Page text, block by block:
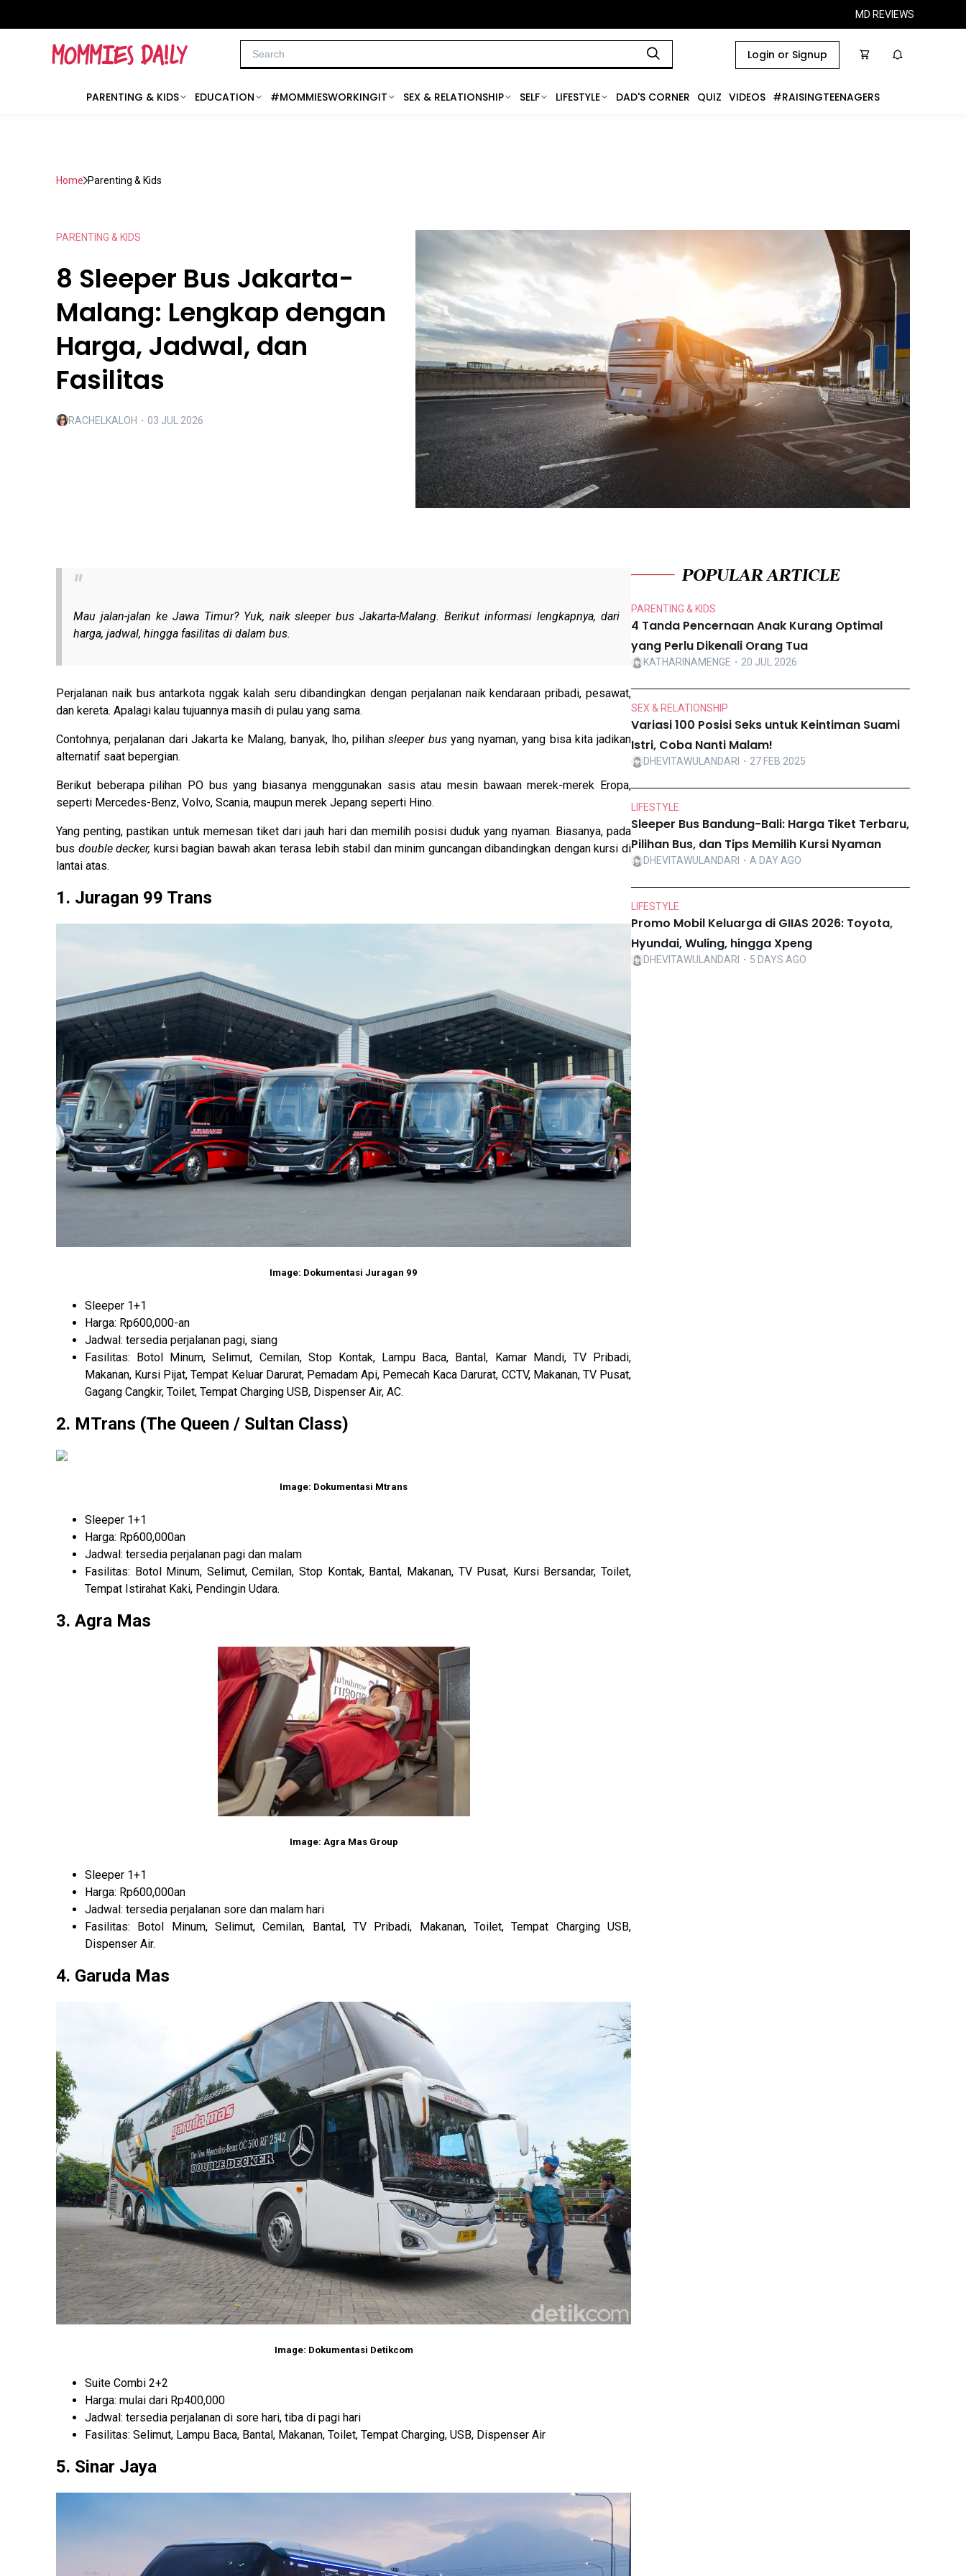
MD REVIEWS
Login or Signup
PARENTING & KIDS EDUCATION #MOMMIESWORKINGIT SEX & RELATIONSHIP SELF LIFESTYLE DAD'S CORNER QUIZ VIDEOS #RAISINGTEENAGERS
Home Parenting & Kids
PARENTING & KIDS
8 Sleeper Bus Jakarta-
Malang: Lengkap dengan
Harga, Jadwal, dan
Fasilitas
RACHELKALOH ・ 03 JUL 2026
Mau jalan-jalan ke Jawa Timur? Yuk, naik sleeper bus Jakarta-Malang. Berikut informasi lengkapnya, dari
harga, jadwal, hingga fasilitas di dalam bus.
Perjalanan naik bus antarkota nggak kalah seru dibandingkan dengan perjalanan naik kendaraan pribadi, pesawat,
dan kereta. Apalagi kalau tujuannya masih di pulau yang sama.
Contohnya, perjalanan dari Jakarta ke Malang, banyak, lho, pilihan sleeper bus yang nyaman, yang bisa kita jadikan
alternatif saat bepergian.
Berikut beberapa pilihan PO bus yang biasanya menggunakan sasis atau mesin bawaan merek-merek Eropa,
seperti Mercedes-Benz, Volvo, Scania, maupun merek Jepang seperti Hino.
Yang penting, pastikan untuk memesan tiket dari jauh hari dan memilih posisi duduk yang nyaman. Biasanya, pada
bus double decker, kursi bagian bawah akan terasa lebih stabil dan minim guncangan dibandingkan dengan kursi di
lantai atas.
1. Juragan 99 Trans
Image: Dokumentasi Juragan 99
Sleeper 1+1
Harga: Rp600,000-an
Jadwal: tersedia perjalanan pagi, siang
Fasilitas: Botol Minum, Selimut, Cemilan, Stop Kontak, Lampu Baca, Bantal, Kamar Mandi, TV Pribadi,
Makanan, Kursi Pijat, Tempat Keluar Darurat, Pemadam Api, Pemecah Kaca Darurat, CCTV, Makanan, TV Pusat,
Gagang Cangkir, Toilet, Tempat Charging USB, Dispenser Air, AC.
2. MTrans (The Queen / Sultan Class)
Image: Dokumentasi Mtrans
Sleeper 1+1
Harga: Rp600,000an
Jadwal: tersedia perjalanan pagi dan malam
Fasilitas: Botol Minum, Selimut, Cemilan, Stop Kontak, Bantal, Makanan, TV Pusat, Kursi Bersandar, Toilet,
Tempat Istirahat Kaki, Pendingin Udara.
3. Agra Mas
Image: Agra Mas Group
Sleeper 1+1
Harga: Rp600,000an
Jadwal: tersedia perjalanan sore dan malam hari
Fasilitas: Botol Minum, Selimut, Cemilan, Bantal, TV Pribadi, Makanan, Toilet, Tempat Charging USB,
Dispenser Air.
4. Garuda Mas
Image: Dokumentasi Detikcom
Suite Combi 2+2
Harga: mulai dari Rp400,000
Jadwal: tersedia perjalanan di sore hari, tiba di pagi hari
Fasilitas: Selimut, Lampu Baca, Bantal, Makanan, Toilet, Tempat Charging, USB, Dispenser Air
5. Sinar Jaya
POPULAR ARTICLE
PARENTING & KIDS
4 Tanda Pencernaan Anak Kurang Optimal
yang Perlu Dikenali Orang Tua
KATHARINAMENGE ・20 JUL 2026
SEX & RELATIONSHIP
Variasi 100 Posisi Seks untuk Keintiman Suami
Istri, Coba Nanti Malam!
DHEVITAWULANDARI ・27 FEB 2025
LIFESTYLE
Sleeper Bus Bandung-Bali: Harga Tiket Terbaru,
Pilihan Bus, dan Tips Memilih Kursi Nyaman
DHEVITAWULANDARI ・A DAY AGO
LIFESTYLE
Promo Mobil Keluarga di GIIAS 2026: Toyota,
Hyundai, Wuling, hingga Xpeng
DHEVITAWULANDARI ・5 DAYS AGO